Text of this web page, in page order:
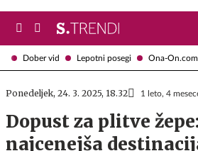
Dober vid Lepotni posegi Ona-On.com
Ponedeljek, 24. 3. 2025, 18.32 1 leto, 4
Dopust za plitve
najcenejša